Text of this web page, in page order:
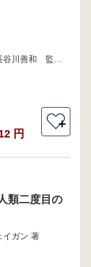
円
＋
類二度目の
イガン 著